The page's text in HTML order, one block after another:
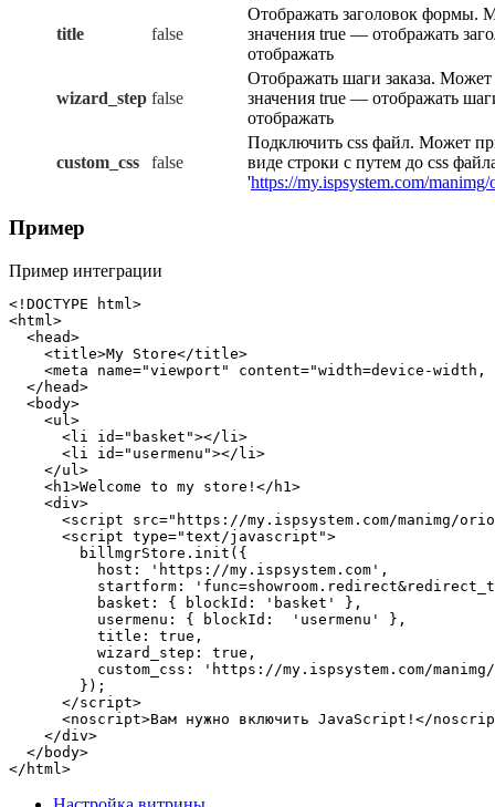
title false
Отображать заголовок формы.
значения true — отображать
отображать
wizard_step false
Отображать шаги заказа.
значения true — отображать
отображать
custom_css false
Подключить css файл. Может
виде строки с путем до css
'https://my.ispsystem.com/
Пример
Пример интеграции
<!DOCTYPE html>
<html>
  <head>
    <title>My Store</title>
<meta name="viewport" content="width=device-width,
  </head>
  <body>
    <ul>
      <li id="basket"></li>
      <li id="usermenu"></li>
    </ul>
    <h1>Welcome to my store!</h1>
    <div>
<script src="https://my.ispsystem.com/manimg/
      <script type="text/javascript">
        billmgrStore.init({
          host: 'https://my.ispsystem.com',
startform:
          basket: { blockId: 'basket' },
          usermenu: { blockId:  'usermenu' },
          title: true,
          wizard_step: true,
custom_css: 'https://my.ispsystem.com/
        });
      </script>
<noscript>Вам нужно включить JavaScript!</
    </div>
  </body>
</html>